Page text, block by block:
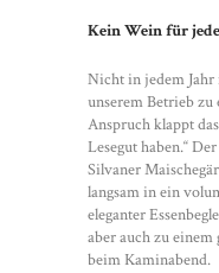
Kein Wein für
Nicht in jedem Jahr
unserem Betrieb zu
Anspruch klappt
Lesegut haben.“
Silvaner
langsam in ein
eleganter
aber auch zu
beim Kaminabend.